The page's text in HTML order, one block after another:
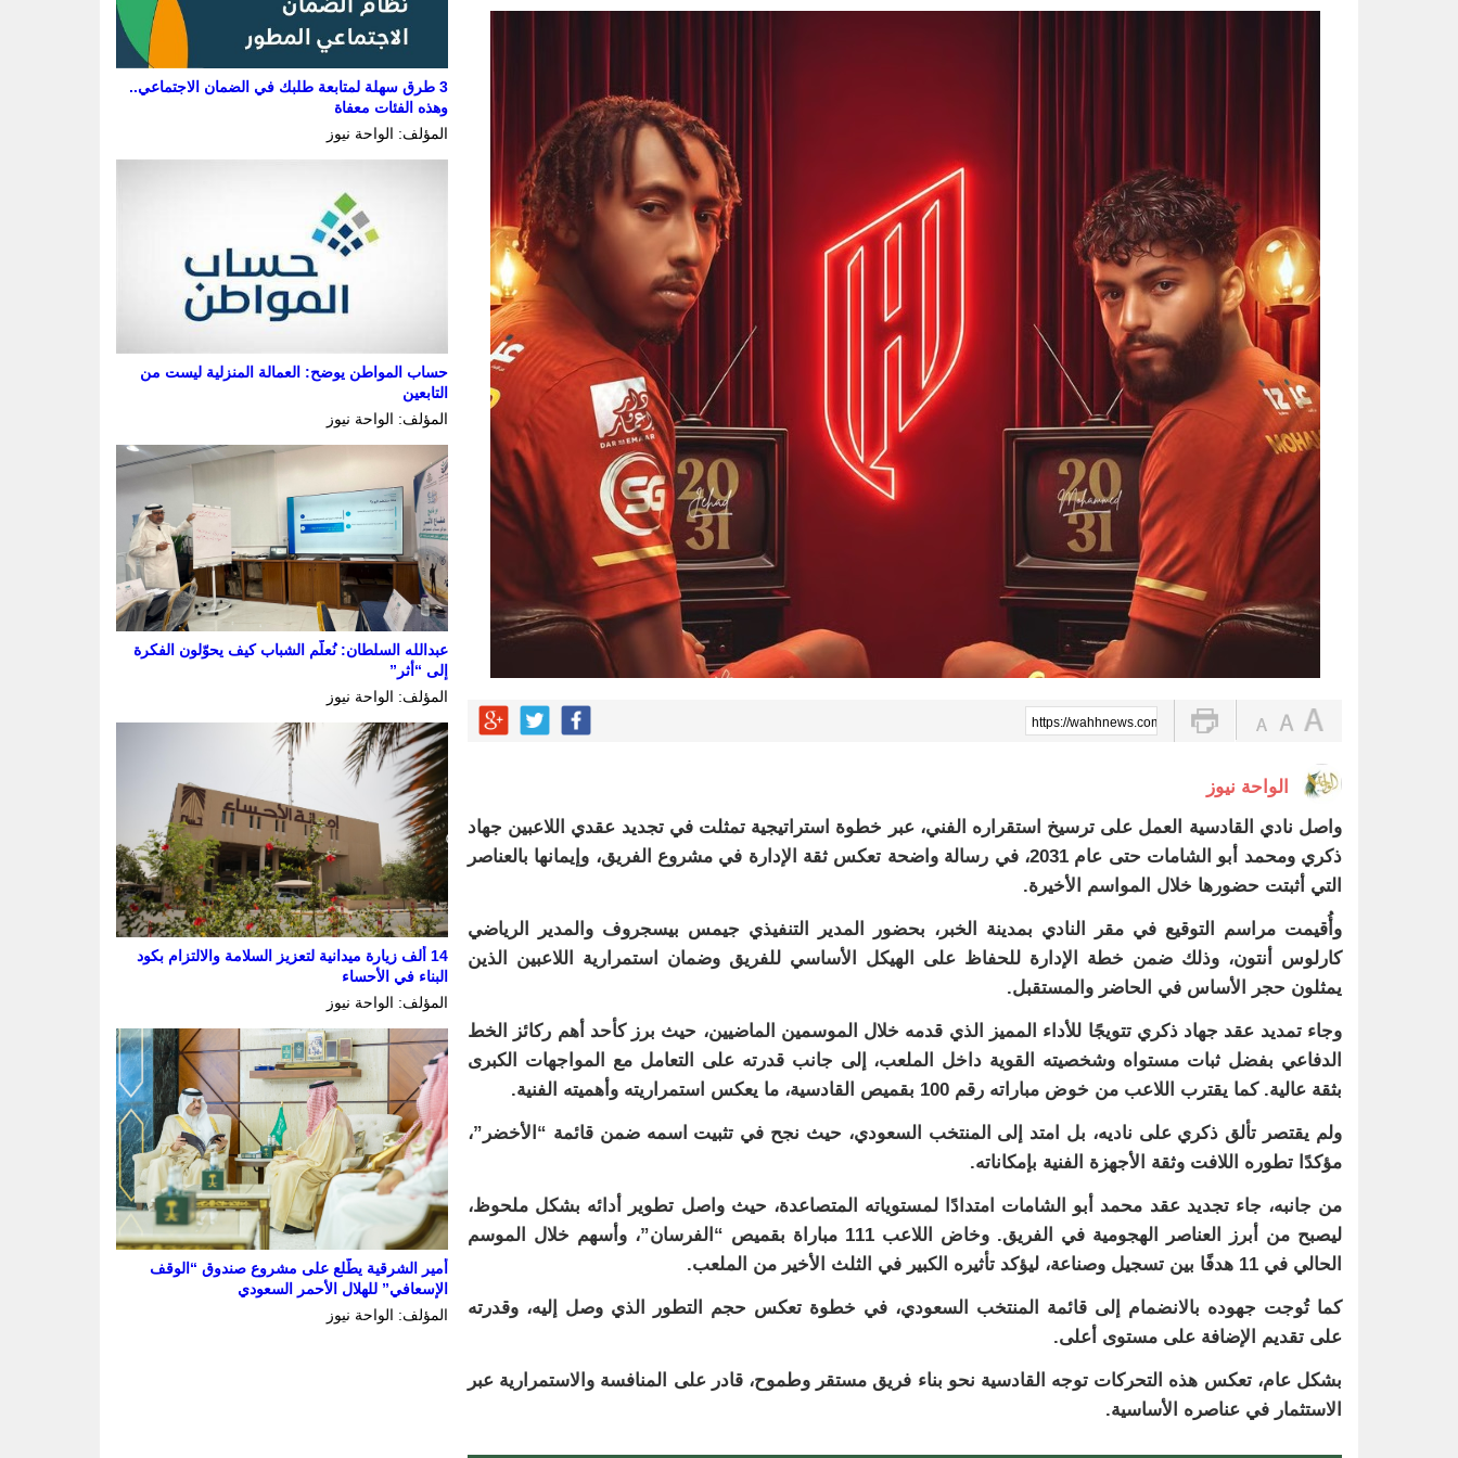
رسميا.. الكرواتي مارينو بوسيتش مديرا فنيًا لـ الأهلي
سلاح طبيعي ضد جلطات القلب.. كيف تحميك حفنة مكسرات 5 مرات أسبوعيا؟
كنز غني بالبروتين وقليل السعرات.. 6 فوائد صحية مذهلة لتناول الروبيان
النصر بطل غرب آسيا للأندية للسيدات عقب فوزه على الهلال برباعية
3 طرق سهلة لمتابعة طلبك في الضمان الاجتماعي.. وهذه الفئات معفاة
https://wahhnews.com/?p=103733
الواحة نيوز
واصل نادي القادسية العمل على ترسيخ استقراره الفني، عبر خطوة استراتيجية تمثلت في تجديد عقدي اللاعبين جهاد
ذكري ومحمد أبو الشامات حتى عام 2031، في رسالة واضحة تعكس ثقة الإدارة في مشروع الفريق، وإيمانها بالعناصر
التي أثبتت حضورها خلال المواسم الأخيرة.
وأُقيمت مراسم التوقيع في مقر النادي بمدينة الخبر، بحضور المدير التنفيذي جيمس بيسجروف والمدير الرياضي
كارلوس أنتون، وذلك ضمن خطة الإدارة للحفاظ على الهيكل الأساسي للفريق وضمان استمرارية اللاعبين الذين
يمثلون حجر الأساس في الحاضر والمستقبل.
وجاء تمديد عقد جهاد ذكري تتويجًا للأداء المميز الذي قدمه خلال الموسمين الماضيين، حيث برز كأحد أهم ركائز الخط
الدفاعي بفضل ثبات مستواه وشخصيته القوية داخل الملعب، إلى جانب قدرته على التعامل مع المواجهات الكبرى
بثقة عالية. كما يقترب اللاعب من خوض مباراته رقم 100 بقميص القادسية، ما يعكس استمراريته وأهميته الفنية.
ولم يقتصر تألق ذكري على ناديه، بل امتد إلى المنتخب السعودي، حيث نجح في تثبيت اسمه ضمن قائمة “الأخضر”،
مؤكدًا تطوره اللافت وثقة الأجهزة الفنية بإمكاناته.
من جانبه، جاء تجديد عقد محمد أبو الشامات امتدادًا لمستوياته المتصاعدة، حيث واصل تطوير أدائه بشكل ملحوظ،
ليصبح من أبرز العناصر الهجومية في الفريق. وخاض اللاعب 111 مباراة بقميص “الفرسان”، وأسهم خلال الموسم
الحالي في 11 هدفًا بين تسجيل وصناعة، ليؤكد تأثيره الكبير في الثلث الأخير من الملعب.
كما تُوجت جهوده بالانضمام إلى قائمة المنتخب السعودي، في خطوة تعكس حجم التطور الذي وصل إليه، وقدرته
على تقديم الإضافة على مستوى أعلى.
بشكل عام، تعكس هذه التحركات توجه القادسية نحو بناء فريق مستقر وطموح، قادر على المنافسة والاستمرارية عبر
الاستثمار في عناصره الأساسية.
3 طرق سهلة لمتابعة طلبك في الضمان الاجتماعي..
وهذه الفئات معفاة
المؤلف: الواحة نيوز
حساب المواطن يوضح: العمالة المنزلية ليست من
التابعين
المؤلف: الواحة نيوز
عبدالله السلطان: نُعلّم الشباب كيف يحوّلون الفكرة
إلى “أثر”
المؤلف: الواحة نيوز
14 ألف زيارة ميدانية لتعزيز السلامة والالتزام بكود
البناء في الأحساء
المؤلف: الواحة نيوز
أمير الشرقية يطّلع على مشروع صندوق “الوقف
الإسعافي” للهلال الأحمر السعودي
المؤلف: الواحة نيوز